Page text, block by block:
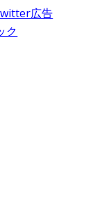
広告
ク